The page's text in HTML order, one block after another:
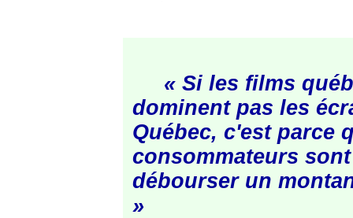
« Si les films
dominent pas les
Québec, c'est parce
consommateurs
débourser un
»